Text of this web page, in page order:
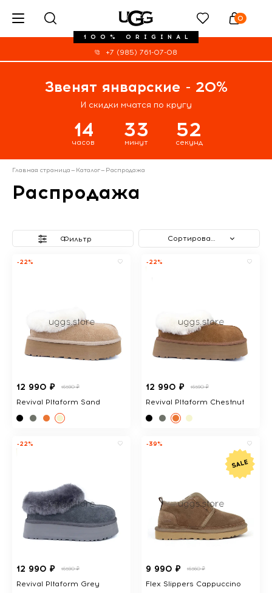
100% ORIGINAL
0
+7 (985) 761-07-08
Звенят январские - 20%
И скидки мчатся по кругу
14
часов
33
минут
51
секунд
Главная страница— Каталог— Распродажа
Распродажа
Фильтр Сортировать
-22%
12 990 ₽ 16590 ₽
Revival Pltaform Sand
-22%
12 990 ₽ 16590 ₽
Revival Pltaform Chestnut
-22%
12 990 ₽ 16590 ₽
Revival Pltaform Grey
-39%
9 990 ₽ 16360 ₽
Flex Slippers Cappuccino